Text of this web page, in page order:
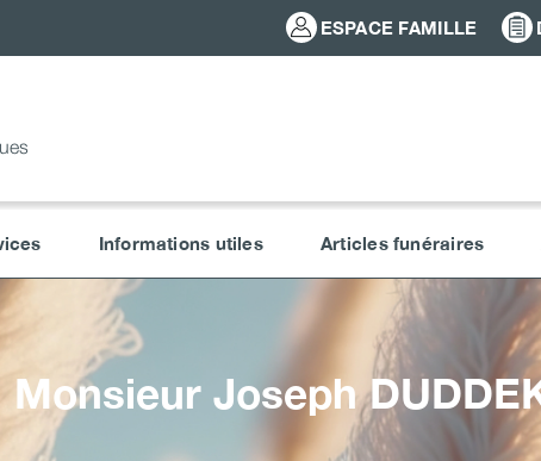
ESPACE FAMILLE
Informations utiles Articles funéraires
Monsieur Joseph